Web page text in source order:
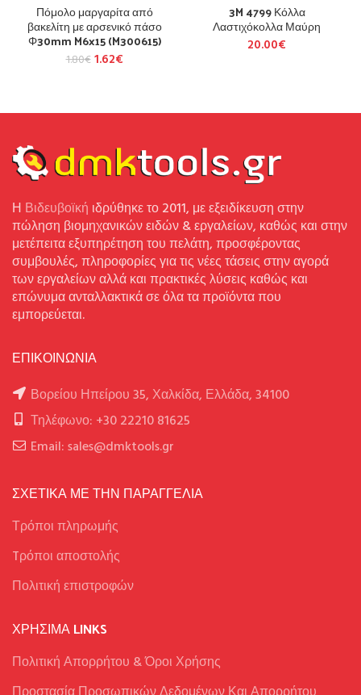
Πόμολο μαργαρίτα από
βακελίτη με αρσενικό πάσο
Φ30mm M6x15 (M300615)
1.80€ 1.62€
3M 4799 Κόλλα
Λαστιχόκολλα Μαύρη
20.00€
Η Βιδευβοϊκή ιδρύθηκε το 2011, με εξειδίκευση στην
πώληση βιομηχανικών ειδών & εργαλείων, καθώς και στην
μετέπειτα εξυπηρέτηση του πελάτη, προσφέροντας
συμβουλές, πληροφορίες για τις νέες τάσεις στην αγορά
των εργαλείων αλλά και πρακτικές λύσεις καθώς και
επώνυμα ανταλλακτικά σε όλα τα προϊόντα που
εμπορεύεται.
ΕΠΙΚΟΙΝΩΝΙΑ
Βορείου Ηπείρου 35, Χαλκίδα, Ελλάδα, 34100
Τηλέφωνο: +30 22210 81625
Email: sales@dmktools.gr
ΣΧΕΤΙΚΑ ΜΕ ΤΗΝ ΠΑΡΑΓΓΕΛΙΑ
Τρόποι πληρωμής
Tρόποι αποστολής
Πολιτική επιστροφών
ΧΡΉΣΙΜΑ LINKS
Πολιτική Απορρήτου & Όροι Χρήσης